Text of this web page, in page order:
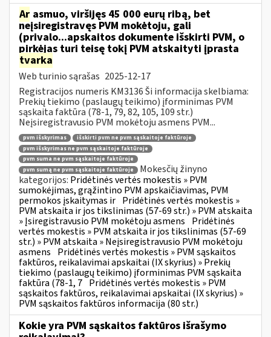
Ar asmuo, viršijęs 45 000 eurų ribą, bet
neįsiregistravęs PVM mokėtoju, gali
(privalo...apskaitos dokumente išskirti PVM, o
pirkėjas turi teisę tokį PVM atskaityti įprasta
tvarka
Web turinio sąrašas 2025-12-17
Registracijos numeris KM3136 Ši informacija skelbiama:
Prekių tiekimo (paslaugų teikimo) įforminimas PVM
sąskaita faktūra (78-1, 79, 82, 105, 109 str.)
Neįsiregistravusio PVM mokėtoju asmens PVM...
pvm išskyrimas
išskirti pvm ne pvm sąskaitoje faktūroje
pvm išskyrimas ne pvm sąskaitoje faktūroje
pvm suma ne pvm sąskaitoje faktūroje
pvm sumą ne pvm sąskaitoje faktūroje
Mokesčių žinyno
kategorijos: Pridėtinės vertės mokestis » PVM
sumokėjimas, grąžintino PVM apskaičiavimas, PVM
permokos įskaitymas ir Pridėtinės vertės mokestis »
PVM atskaita ir jos tikslinimas (57-69 str.) » PVM atskaita
» Įsiregistravusio PVM mokėtoju asmens Pridėtinės
vertės mokestis » PVM atskaita ir jos tikslinimas (57-69
str.) » PVM atskaita » Neįsiregistravusio PVM mokėtoju
asmens Pridėtinės vertės mokestis » PVM sąskaitos
faktūros, reikalavimai apskaitai (IX skyrius) » Prekių
tiekimo (paslaugų teikimo) įforminimas PVM sąskaita
faktūra (78-1, 7 Pridėtinės vertės mokestis » PVM
sąskaitos faktūros, reikalavimai apskaitai (IX skyrius) »
PVM sąskaitos faktūros informacija (80 str.)
Kokie yra PVM sąskaitos faktūros išrašymo